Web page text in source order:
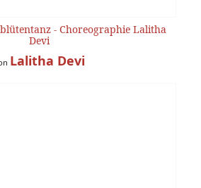
- Choreographie Lalitha
Devi
Lalitha Devi